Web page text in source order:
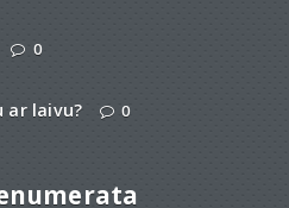
0
ar laivu? 0